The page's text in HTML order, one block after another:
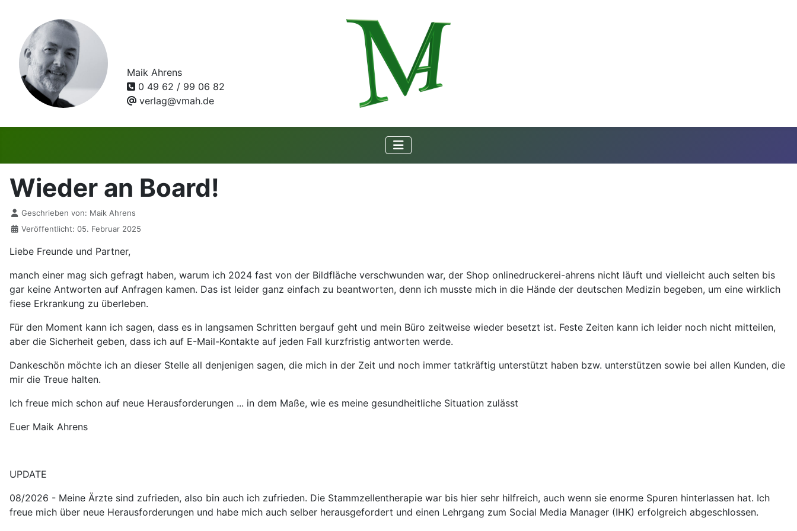
Maik Ahrens
0 49 62 / 99 06 82
verlag@vmah.de
Wieder an Board!
Details
Geschrieben von: Maik Ahrens
Veröffentlicht: 05. Februar 2025
Liebe Freunde und Partner,
manch einer mag sich gefragt haben, warum ich 2024 fast von der Bildfläche verschwunden war, der Shop onlinedruckerei-ahrens nicht läuft und vielleicht auch selten bis
gar keine Antworten auf Anfragen kamen. Das ist leider ganz einfach zu beantworten, denn ich musste mich in die Hände der deutschen Medizin begeben, um eine wirklich
fiese Erkrankung zu überleben.
Für den Moment kann ich sagen, dass es in langsamen Schritten bergauf geht und mein Büro zeitweise wieder besetzt ist. Feste Zeiten kann ich leider noch nicht mitteilen,
aber die Sicherheit geben, dass ich auf E-Mail-Kontakte auf jeden Fall kurzfristig antworten werde.
Dankeschön möchte ich an dieser Stelle all denjenigen sagen, die mich in der Zeit und noch immer tatkräftig unterstützt haben bzw. unterstützen sowie bei allen Kunden, die
mir die Treue halten.
Ich freue mich schon auf neue Herausforderungen ... in dem Maße, wie es meine gesundheitliche Situation zulässt
Euer Maik Ahrens
UPDATE
08/2026 - Meine Ärzte sind zufrieden, also bin auch ich zufrieden. Die Stammzellentherapie war bis hier sehr hilfreich, auch wenn sie enorme Spuren hinterlassen hat. Ich
freue mich über neue Herausforderungen und habe mich auch selber herausgefordert und einen Lehrgang zum Social Media Manager (IHK) erfolgreich abgeschlossen.